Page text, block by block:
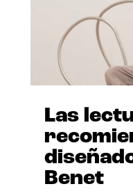
Las
Benet